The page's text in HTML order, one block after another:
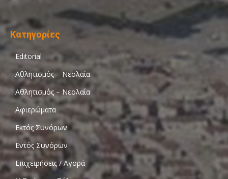
Κατηγορίες
Editorial
Αθλητισμός – Νεολαία
Αθλητισμός – Νεολαία
Αφιερώματα
Εκτός Συνόρων
Εντός Συνόρων
Επιχειρήσεις / Αγορά